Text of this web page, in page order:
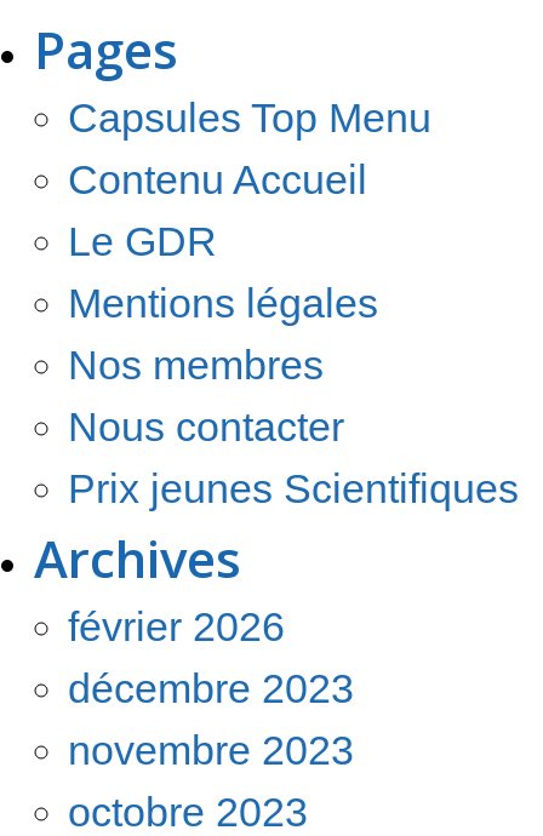
Pages
Capsules Top Menu
Contenu Accueil
Le GDR
Mentions légales
Nos membres
Nous contacter
Prix jeunes Scientifiques
Archives
février 2026
décembre 2023
novembre 2023
octobre 2023